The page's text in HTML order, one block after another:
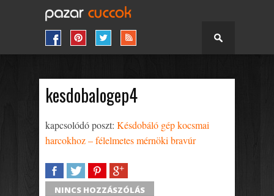
kesdobalogep4
kapcsolódó poszt: Késdobáló gép kocsmai
harcokhoz – félelmetes mérnöki bravúr
SHARETWEETSHARESHARE
NINCS HOZZÁSZÓLÁS